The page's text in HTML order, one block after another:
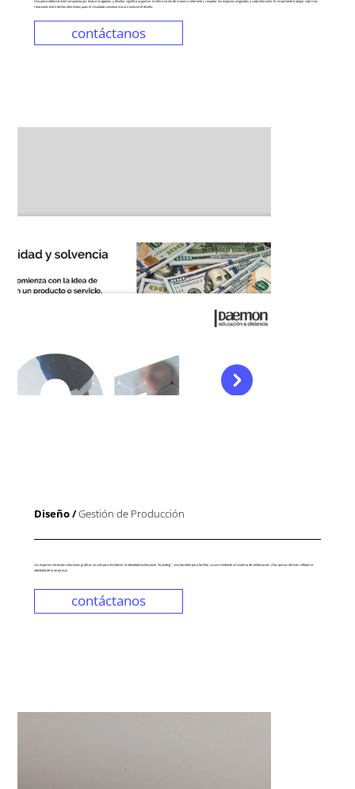
relaciones entre dichos elementos pues el resultado constituirá la armonía en el diseño.
contáctanos
Los espacios necesitan soluciones gráficas no solo para fortalecer la identidad institucional "branding", sino también para facilitar su uso mediante un sistema de señalización. ¡Haz que tus oficinas reflejen la
identidad de tu empresa!
Diseño /Gestión de Producción
contáctanos